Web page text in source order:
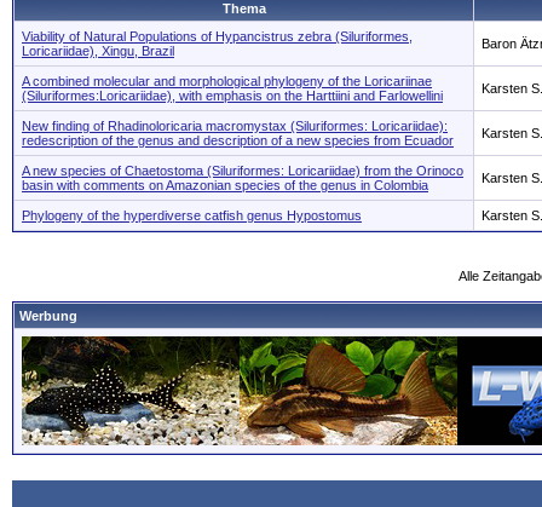
Thema
Viability of Natural Populations of Hypancistrus zebra (Siluriformes,
Loricariidae), Xingu, Brazil
Baron
A combined molecular and morphological phylogeny of the Loricariinae
(Siluriformes:Loricariidae), with emphasis on the Harttiini and Farlowellini
Karsten S.
New finding of Rhadinoloricaria macromystax (Siluriformes: Loricariidae):
redescription of the genus and description of a new species from Ecuador
Karsten S.
A new species of Chaetostoma (Siluriformes: Loricariidae) from the Orinoco
basin with comments on Amazonian species of the genus in Colombia
Karsten S.
Phylogeny of the hyperdiverse catfish genus Hypostomus Karsten S.
Alle
Werbung